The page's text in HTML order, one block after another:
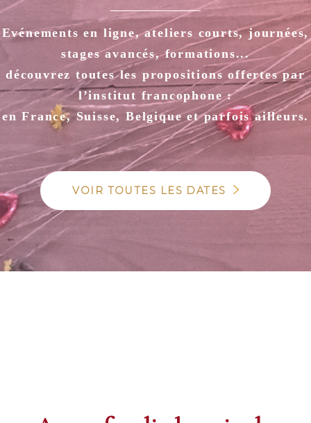
Evénements en ligne, ateliers courts, journées,
stages avancés, formations...
découvrez toutes les propositions offertes par
l’institut francophone :
en France, Suisse, Belgique et parfois ailleurs.
VOIR TOUTES LES DATES